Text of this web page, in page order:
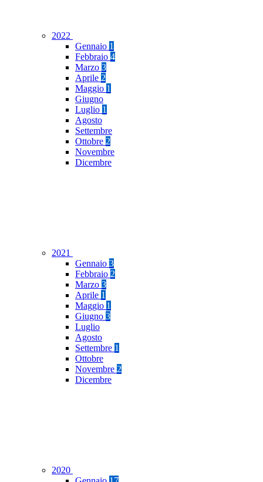
2022
Gennaio 1
Febbraio 4
Marzo 3
Aprile 2
Maggio 1
Giugno
Luglio 1
Agosto
Settembre
Ottobre 2
Novembre
Dicembre
2021
Gennaio 3
Febbraio 2
Marzo 3
Aprile 1
Maggio 1
Giugno 3
Luglio
Agosto
Settembre 1
Ottobre
Novembre 2
Dicembre
2020